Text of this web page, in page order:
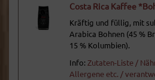
Costa Rica Kaffee
Kräftig und füllig, mit
Arabica Bohnen (45 %
15 % Kolumbien).
Info: Zutaten-Liste /
Allergene etc. /